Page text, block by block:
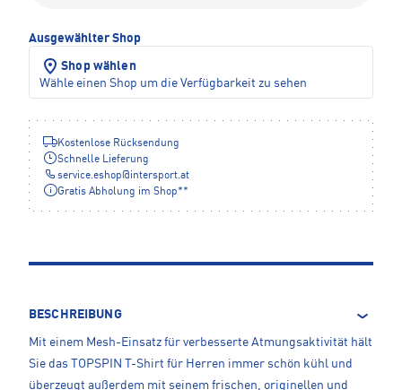
Ausgewählter Shop
Shop wählen
Wähle einen Shop um die Verfügbarkeit zu sehen
Kostenlose Rücksendung
Schnelle Lieferung
service.eshop@ intersport.at
Gratis Abholung im Shop**
BESCHREIBUNG
Mit einem Mesh-Einsatz für verbesserte Atmungsaktivität hält
Sie das TOPSPIN T-Shirt für Herren immer schön kühl und
überzeugt außerdem mit seinem frischen, originellen und